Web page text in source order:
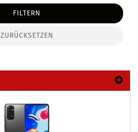
FILTERN
ZURÜCKSETZEN